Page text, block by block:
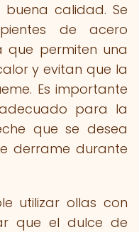
calidad. Se
de acero
que permiten una
y evitan que la
Es importante
para la
que se desea
derrame durante
utilizar ollas con
que el dulce de